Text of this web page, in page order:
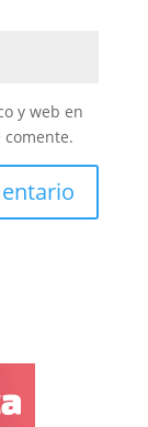
y web en